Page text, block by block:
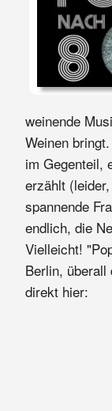
weinende
Weinen
im Gegenteil,
erzählt
spannende
endlich, die
Vielleicht!
Berlin,
direkt hier: